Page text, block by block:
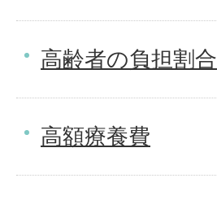
高齢者の負担割合
高額療養費